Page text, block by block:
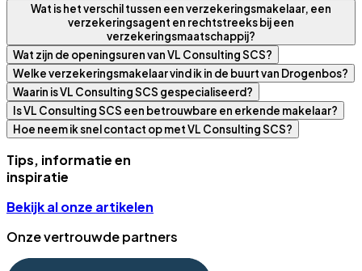
Wat is het verschil tussen een verzekeringsmakelaar, een
verzekeringsagent en rechtstreeks bij een
verzekeringsmaatschappij?
Wat zijn de openingsuren van VL Consulting SCS?
Welke verzekeringsmakelaar vind ik in de buurt van Drogenbos?
Waarin is VL Consulting SCS gespecialiseerd?
Is VL Consulting SCS een betrouwbare en erkende makelaar?
Hoe neem ik snel contact op met VL Consulting SCS?
Tips, informatie en
inspiratie
Bekijk al onze artikelen
Onze vertrouwde partners